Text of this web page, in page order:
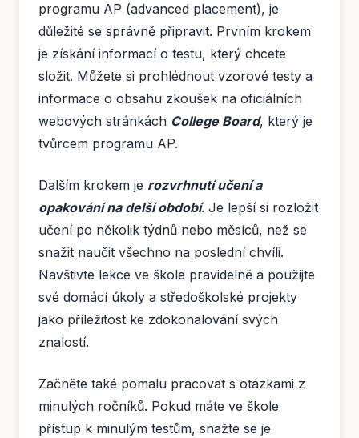
programu AP (advanced placement), je
důležité se správně připravit. Prvním krokem
je získání informací o testu, který chcete
složit. Můžete si prohlédnout vzorové testy a
informace o obsahu zkoušek na oficiálních
webových stránkách College Board, který je
tvůrcem programu AP.
Dalším krokem je rozvrhnutí učení a
opakování na delší období. Je lepší si rozložit
učení po několik týdnů nebo měsíců, než se
snažit naučit všechno na poslední chvíli.
Navštivte lekce ve škole pravidelně a použijte
své domácí úkoly a středoškolské projekty
jako příležitost ke zdokonalování svých
znalostí.
Začněte také pomalu pracovat s otázkami z
minulých ročníků. Pokud máte ve škole
přístup k minulým testům, snažte se je